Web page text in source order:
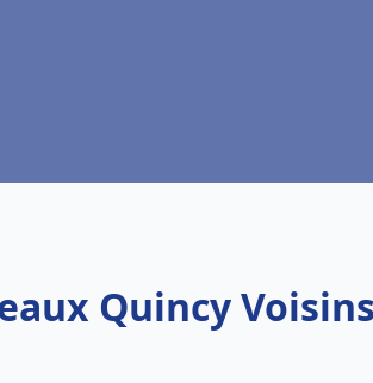
Quincy Voisins